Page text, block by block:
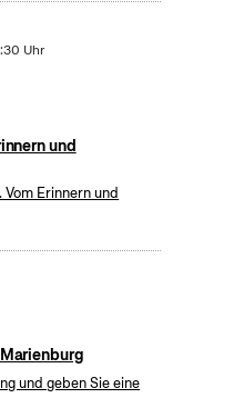
Uhr
und
Erinnern und
und geben Sie eine